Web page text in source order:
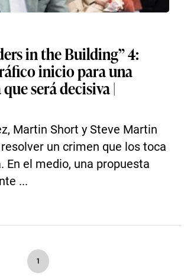
in the Building” 4:
inicio para una
será decisiva |
Martin Short y Steve Martin
un crimen que los toca
En el medio, una propuesta
...
1